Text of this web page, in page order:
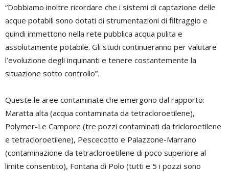
“Dobbiamo inoltre ricordare che i sistemi di captazione delle
acque potabili sono dotati di strumentazioni di filtraggio e
quindi immettono nella rete pubblica acqua pulita e
assolutamente potabile. Gli studi continueranno per valutare
l’evoluzione degli inquinanti e tenere costantemente la
situazione sotto controllo”.
Queste le aree contaminate che emergono dal rapporto:
Maratta alta (acqua contaminata da tetracloroetilene),
Polymer-Le Campore (tre pozzi contaminati da tricloroetilene
e tetracloroetilene), Pescecotto e Palazzone-Marrano
(contaminazione da tetracloroetilene di poco superiore al
limite consentito), Fontana di Polo (tutti e 5 i pozzi sono